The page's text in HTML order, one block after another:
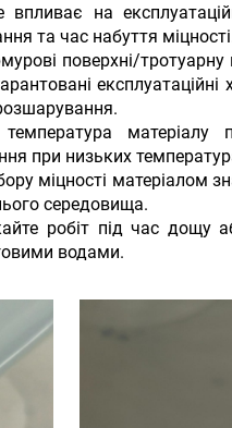
на
та час набуття
поверхні/тротуарну
матеріалу
при низьких
міцності матеріалом
середовища.
робіт під час дощу
водами.